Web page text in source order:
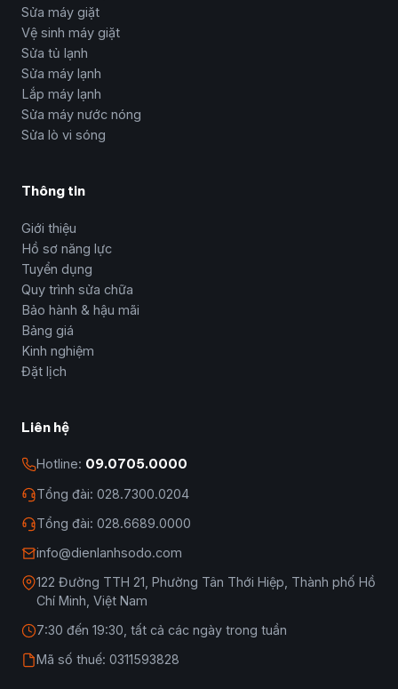
Sửa máy giặt
Vệ sinh máy giặt
Sửa tủ lạnh
Sửa máy lạnh
Lắp máy lạnh
Sửa máy nước nóng
Sửa lò vi sóng
Thông tin
Giới thiệu
Hồ sơ năng lực
Tuyển dụng
Quy trình sửa chữa
Bảo hành & hậu mãi
Bảng giá
Kinh nghiệm
Đặt lịch
Liên hệ
Hotline: 09.0705.0000
Tổng đài: 028.7300.0204
Tổng đài: 028.6689.0000
info@dienlanhsodo.com
122 Đường TTH 21, Phường Tân Thới Hiệp, Thành phố Hồ
Chí Minh, Việt Nam
7:30 đến 19:30, tất cả các ngày trong tuần
Mã số thuế: 0311593828